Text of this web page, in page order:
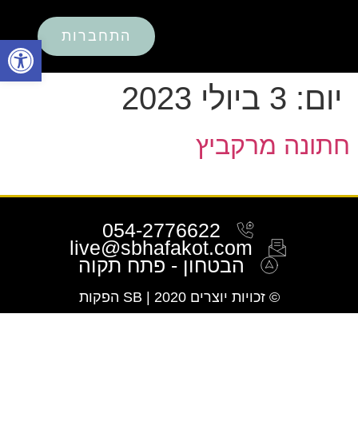
פתח התחברות
יום: 3 ביולי 2023
חתונה מרקביץ
© זכויות יוצרים 2020 | SB הפקות
054-2776622
live@sbhafakot.com
הבטחון - פתח תקוה